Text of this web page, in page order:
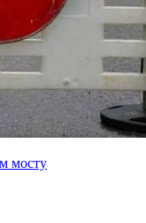
мосту